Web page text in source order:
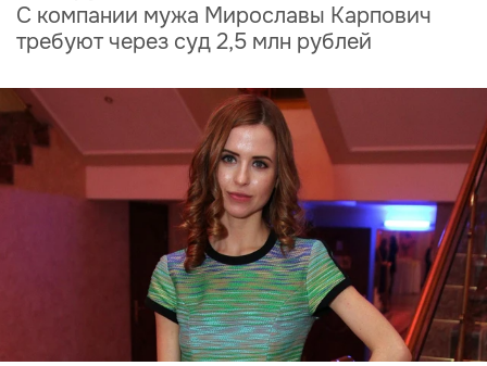
С компании мужа Мирославы Карпович
требуют через суд 2,5 млн рублей